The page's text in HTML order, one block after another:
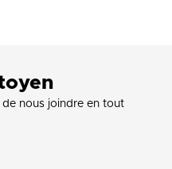
nous joindre en tout